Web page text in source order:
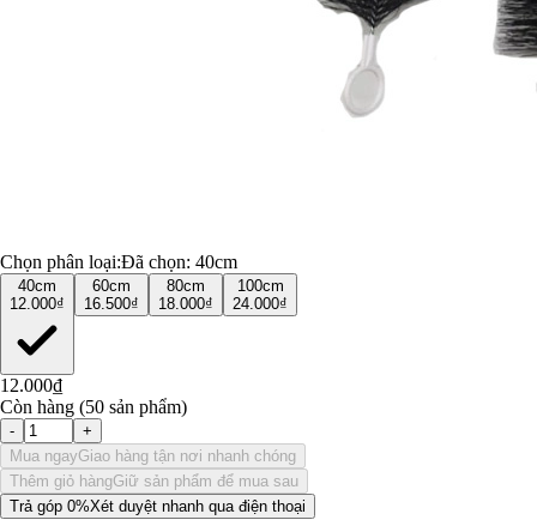
Chọn phân loại:Đã chọn: 40cm
40cm
12.000₫
60cm
16.500₫
80cm
18.000₫
100cm
24.000₫
12.000₫
Còn hàng (50 sản phẩm)
-
+
Mua ngayGiao hàng tận nơi nhanh chóng
Thêm giỏ hàngGiữ sản phẩm để mua sau
Trả góp 0%Xét duyệt nhanh qua điện thoại